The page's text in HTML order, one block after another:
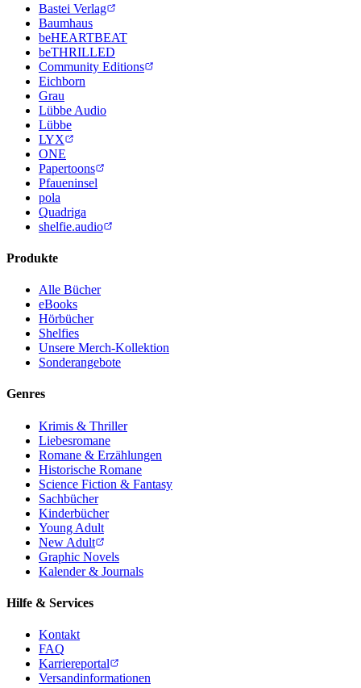
Bastei Verlag
Baumhaus
beHEARTBEAT
beTHRILLED
Community Editions
Eichborn
Grau
Lübbe Audio
Lübbe
LYX
ONE
Papertoons
Pfaueninsel
pola
Quadriga
shelfie.audio
Produkte
Alle Bücher
eBooks
Hörbücher
Shelfies
Unsere Merch-Kollektion
Sonderangebote
Genres
Krimis & Thriller
Liebesromane
Romane & Erzählungen
Historische Romane
Science Fiction & Fantasy
Sachbücher
Kinderbücher
Young Adult
New Adult
Graphic Novels
Kalender & Journals
Hilfe & Services
Kontakt
FAQ
Karriereportal
Versandinformationen